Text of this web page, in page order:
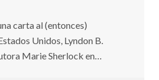
carta al (entonces)
Unidos, Lyndon B.
Marie Sherlock en…